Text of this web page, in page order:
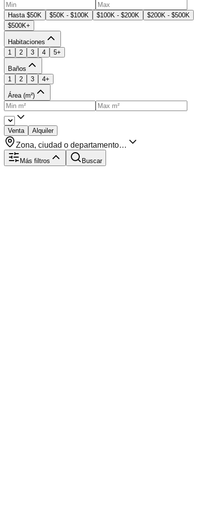
Hasta $50K $50K - $100K $100K - $200K
$200K - $500K
$500K+
Habitaciones
1
2 3 4 5+
Baños
1
2 3 4+
Área (m²)
Venta Alquiler
Zona, ciudad o departamento…
Más filtros Buscar